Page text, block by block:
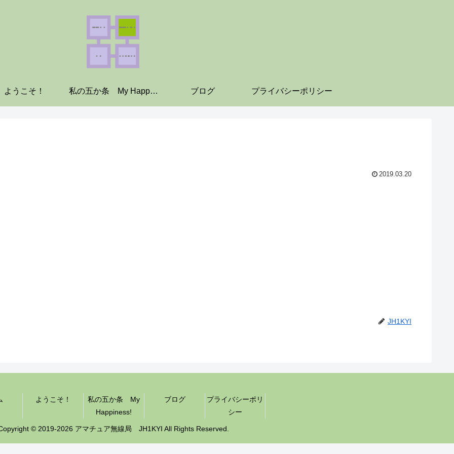
ようこそ！ 私の五か条 My Happiness! ブログ プライバシーポリシー
2019.03.20
JH1KYI
ようこそ！
私の五か条 My
Happiness!
ブログ
プライバシーポリ
シー
© 2019-2026 アマチュア無線局 JH1KYI All Rights Reserved.